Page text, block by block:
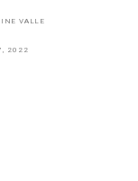
VALLE
2022